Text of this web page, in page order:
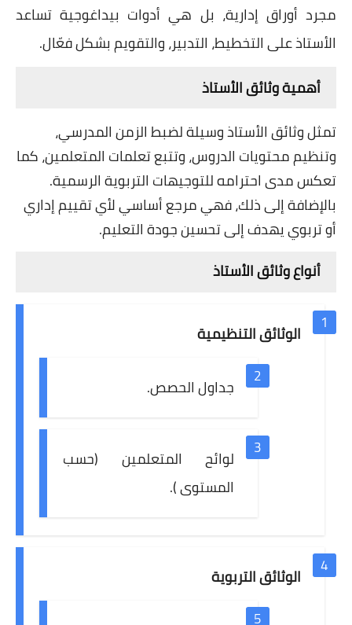
مجرد أوراق إدارية، بل هي أدوات بيداغوجية تساعد
الأستاذ على التخطيط، التدبير، والتقويم بشكل فعّال.
أهمية وثائق الأستاذ
تمثل وثائق الأستاذ وسيلة لضبط الزمن المدرسي،
وتنظيم محتويات الدروس، وتتبع تعلمات المتعلمين، كما
تعكس مدى احترامه للتوجيهات التربوية الرسمية.
بالإضافة إلى ذلك، فهي مرجع أساسي لأي تقييم إداري
أو تربوي يهدف إلى تحسين جودة التعليم.
أنواع وثائق الأستاذ
الوثائق التنظيمية
جداول الحصص.
لوائح المتعلمين (حسب
المستوى ).
الوثائق التربوية